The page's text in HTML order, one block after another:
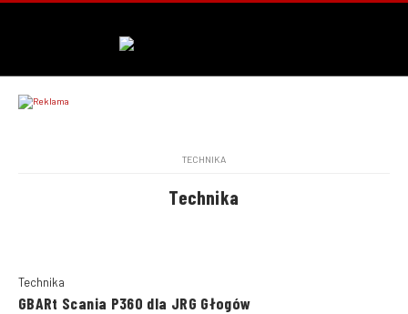
TECHNIKA
Technika
Technika
GBARt Scania P360 dla JRG Głogów